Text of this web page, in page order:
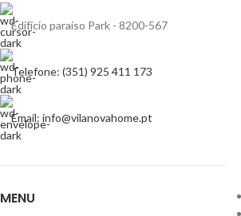
Edifício paraíso Park - 8200-567
Telefone: (351) 925 411 173
Email: info@vilanovahome.pt
MENU